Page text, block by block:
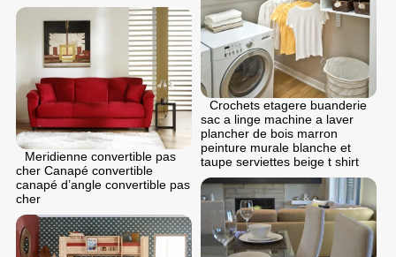
Crochets etagere buanderie
sac a linge machine a laver
plancher de bois marron
peinture murale blanche et
taupe serviettes beige t shirt
Meridienne convertible pas
cher Canapé convertible
canapé d’angle convertible pas
cher